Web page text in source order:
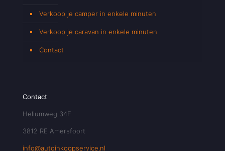
Verkoop je camper in enkele minuten
Verkoop je caravan in enkele minuten
Contact
Contact
Heliumweg 34F
3812 RE Amersfoort
info@autoinkoopservice.nl